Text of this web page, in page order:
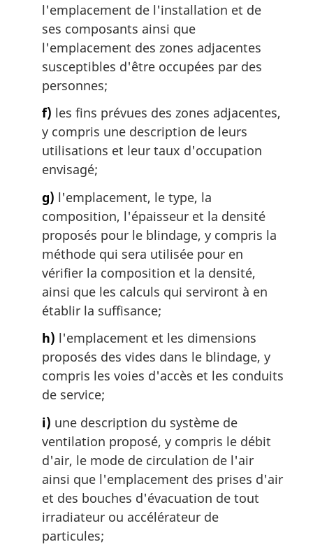
l'emplacement de l'installation et de
ses composants ainsi que
l'emplacement des zones adjacentes
susceptibles d'être occupées par des
personnes;
f) les fins prévues des zones adjacentes,
y compris une description de leurs
utilisations et leur taux d'occupation
envisagé;
g) l'emplacement, le type, la
composition, l'épaisseur et la densité
proposés pour le blindage, y compris la
méthode qui sera utilisée pour en
vérifier la composition et la densité,
ainsi que les calculs qui serviront à en
établir la suffisance;
h) l'emplacement et les dimensions
proposés des vides dans le blindage, y
compris les voies d'accès et les conduits
de service;
i) une description du système de
ventilation proposé, y compris le débit
d'air, le mode de circulation de l'air
ainsi que l'emplacement des prises d'air
et des bouches d'évacuation de tout
irradiateur ou accélérateur de
particules;